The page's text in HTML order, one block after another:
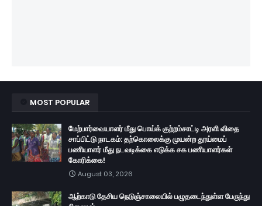
MOST POPULAR
மேற்பார்வையாளர் மீது பொய்க் குற்றம்சாட்டி அரளி விதை
சாப்பிட்டு நாடகம்: தற்கொலைக்கு முயன்ற தூய்மைப்
பணியாளர் மீது நடவடிக்கை எடுக்க சக பணியாளர்கள்
கோரிக்கை!
August 03, 2026
ஆற்காடு தேசிய நெடுஞ்சாலையில் பழுதடைந்துள்ள பேருந்து